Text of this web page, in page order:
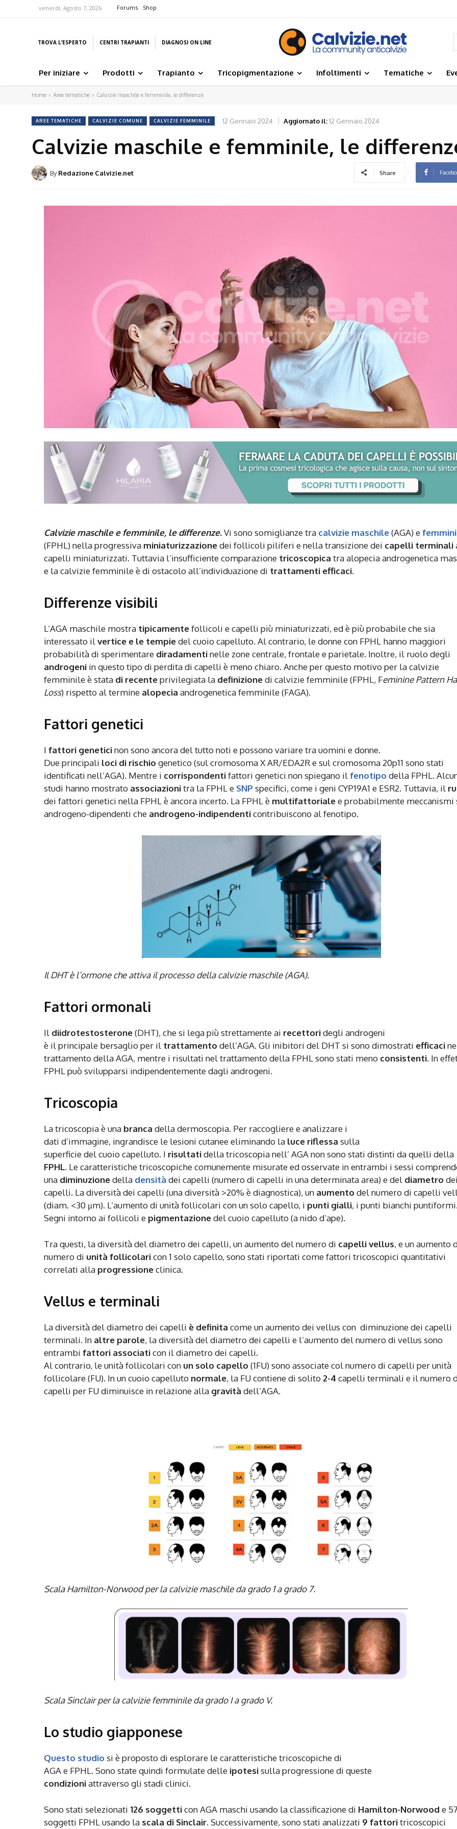
venerdì, Agosto 7, 2026 Forums Shop
TROVA L’ESPERTO CENTRI TRAPIANTI DIAGNOSI ON LINE
Per iniziare Prodotti Trapianto Tricopigmentazione Infoltimenti Tematiche
Home Aree tematiche Calvizie maschile e femminile, le differenze
AREE TEMATICHE CALVIZIE COMUNE CALVIZIE FEMMINILE 12 Gennaio 2024 Aggiornato il:12 Gennaio 2024
Calvizie maschile e femminile, le
By Redazione Calvizie.net Share
Calvizie maschile e femminile, le differenze.Vi sono somiglianze tra calvizie maschile(AGA) e
(FPHL) nella progressiva miniaturizzazionedei follicoli piliferi e nella transizione dei capelli terminali
capelli miniaturizzati. Tuttavia l’insufficiente comparazione tricoscopica tra alopecia androgenetica
e la calvizie femminile è di ostacolo all’individuazione di trattamenti efficaci.
Differenze visibili
L’AGA maschile mostra tipicamentefollicoli e capelli più miniaturizzati, ed è più probabile che sia
interessato ilvertice e le tempiedel cuoio capelluto. Al contrario, le donne con FPHL hanno maggiori
probabilità di sperimentare diradamentinelle zone centrale, frontale e parietale. Inoltre, il ruolo degli
androgeni in questo tipo di perdita di capelli è meno chiaro. Anche per questo motivo per la calvizie
femminile è stata di recenteprivilegiata la definizionedi calvizie femminile (FPHL, Feminine Pattern
Loss) rispetto al termine alopecia androgenetica femminile (FAGA).
Fattori genetici
I fattori geneticinon sono ancora del tutto noti e possono variare tra uomini e donne.
Due principali loci di rischio genetico (sul cromosoma X AR/EDA2R e sul cromosoma 20p11 sono stati
identificati nell’AGA). Mentre i corrispondentifattori genetici non spiegano ilfenotipo della FPHL.
studi hanno mostrato associazionitra la FPHL e SNP specifici, come i geni CYP19A1 e ESR2. Tuttavia, il
dei fattori genetici nella FPHL è ancora incerto. La FPHL è multifattorialee probabilmente meccanismi
androgeno-dipendenti che androgeno-indipendenticontribuiscono al fenotipo.
Il DHT è l’ormone che attiva il processo della calvizie maschile (AGA).
Fattori ormonali
Il diidrotestosterone(DHT), che si lega più strettamente ai recettoridegli androgeni
è il principale bersaglio per il trattamento dell’AGA. Gli inibitori del DHT si sono dimostrati efficaci
trattamento della AGA, mentre i risultati nel trattamento della FPHL sono stati meno consistenti. In
FPHL può svilupparsi indipendentemente dagli androgeni.
Tricoscopia
La tricoscopia è una branca della dermoscopia. Per raccogliere e analizzare i
dati d’immagine, ingrandisce le lesioni cutanee eliminando la luce riflessa sulla
superficie del cuoio capelluto. I risultatidella tricoscopia nell’ AGA non sono stati distinti da quelli della
FPHL. Le caratteristiche tricoscopiche comunemente misurate ed osservate in entrambi i sessi
una diminuzionedella densità dei capelli (numero di capelli in una determinata area) e del diametro dei
capelli. La diversità dei capelli (una diversità >20% è diagnostica), un aumento del numero di capelli
(diam. <30 μm). L’aumento di unità follicolari con un solo capello, i punti gialli, i punti bianchi puntiformi.
Segni intorno ai follicoli e pigmentazionedel cuoio capelluto (a nido d’ape).
Tra questi, la diversità del diametro dei capelli, un aumento del numero di capelli vellus, e un aumento
numero di unità follicolaricon 1 solo capello, sono stati riportati come fattori tricoscopici quantitativi
correlati alla progressioneclinica.
Vellus e terminali
La diversità del diametro dei capelli è definita come un aumento dei vellus con diminuzione dei capelli
terminali. In altre parole, la diversità del diametro dei capelli e l’aumento del numero di vellus sono
entrambi fattori associaticon il diametro dei capelli.
Al contrario, le unità follicolari con un solo capello (1FU) sono associate col numero di capelli per unità
follicolare (FU). In un cuoio capelluto normale, la FU contiene di solito 2-4 capelli terminali e il numero
capelli per FU diminuisce in relazione alla gravità dell’AGA.
Scala Hamilton-Norwood per la calvizie maschile da grado 1 a grado 7.
Scala Sinclair per la calvizie femminile da grado I a grado V.
Lo studio giapponese
Questo studio si è proposto di esplorare le caratteristiche tricoscopiche di
AGA e FPHL. Sono state quindi formulate delle ipotesisulla progressione di queste
condizioniattraverso gli stadi clinici.
Sono stati selezionati 126 soggetticon AGA maschi usando la classificazione di Hamilton-Norwood e 57
soggetti FPHL usando la scala di Sinclair. Successivamente, sono stati analizzati 9 fattoritricoscopici